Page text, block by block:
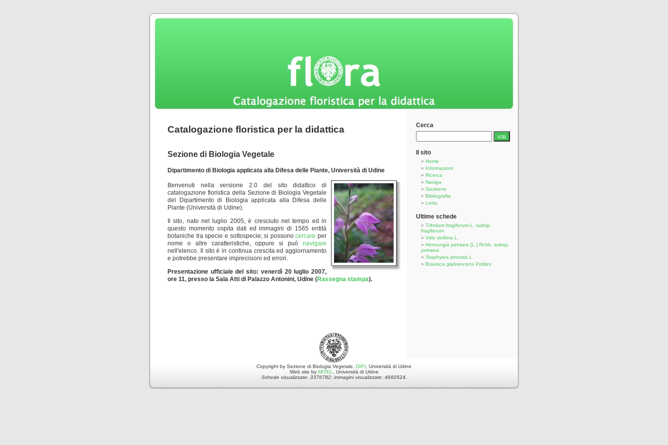
Catalogazione floristica per la didattica
Sezione di Biologia Vegetale
Dipartimento di Biologia applicata alla Difesa delle Piante, Università di Udine
Benvenuti nellaversione 2.0 del sito didattico di
catalogazione floristica della Sezione di Biologia Vegetale
del Dipartimento di Biologia applicata alla Difesa delle
Piante (Università di Udine).
Il sito, nato nel luglio 2005, è cresciuto nel tempo ed in
questo momento ospita dati ed immagini di 1565 entità
botaniche tra specie e sottospecie; si possonocercare per
nome o altre caratteristiche, oppure si può navigare
nell'elenco. Il sito è in continua crescita ed aggiornamento
e potrebbe presentare imprecisioni ed errori.
Presentazione ufficiale del sito: venerdì 20 luglio 2007,
ore 11, presso la Sala Atti di Palazzo Antonini, Udine (Rassegna stampa).
Cerca
Il sito
Home
Informazioni
Ricerca
Naviga
Gestione
Bibliografia
Links
Ultime schede
Trifolium fragiferum L. subsp.
fragiferum
Vitis vinifera L.
Hornungia petraea (L.) Rchb. subsp.
petraea
Staphylea pinnata L.
Brassica glabrescens Poldini
Copyright by Sezione di Biologia Vegetale, DIPI , Università di Udine
Web site by MITEL
, Università di Udine
Schede visualizzate: 3376782; immagini visualizzate: 4660524